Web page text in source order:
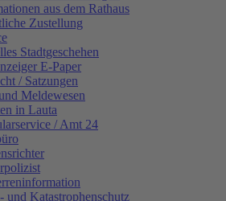
aus dem Rathaus
Zustellung
Stadtgeschehen
E-Paper
/ Satzungen
Meldewesen
in Lauta
/ Amt 24
und Katastrophenschutz